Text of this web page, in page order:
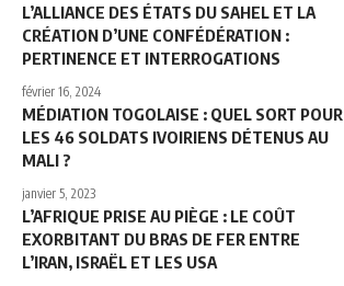
L’ALLIANCE DES ÉTATS DU SAHEL ET LA
CRÉATION D’UNE CONFÉDÉRATION :
PERTINENCE ET INTERROGATIONS
février 16, 2024
MÉDIATION TOGOLAISE : QUEL SORT POUR
LES 46 SOLDATS IVOIRIENS DÉTENUS AU
MALI ?
janvier 5, 2023
L’AFRIQUE PRISE AU PIÈGE : LE COÛT
EXORBITANT DU BRAS DE FER ENTRE
L’IRAN, ISRAËL ET LES USA